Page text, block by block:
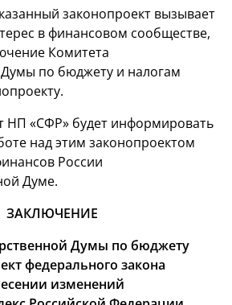
законопроект вызывает
в финансовом сообществе,
Комитета
Думы по бюджету и налогам
НП «СФР» будет информировать
над этим законопроектом
России
Думе.
ЗАКЛЮЧЕНИЕ
Думы по бюджету
федерального закона
изменений